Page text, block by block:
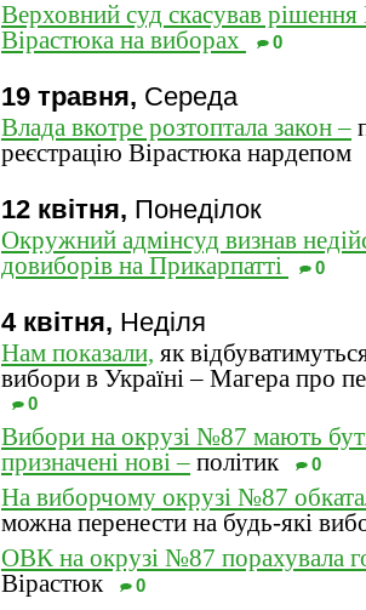
Верховний суд скасував
Вірастюка на виборах
0
19 травня, Середа
Влада вкотре розтоптала закон –
реєстрацію Вірастюка нардепом
12 квітня, Понеділок
Окружний адмінсуд визнав
довиборів на Прикарпатті
0
4 квітня, Неділя
Нам показали, як
вибори в Україні – Магера про
0
Вибори на окрузі №87 мають
призначені нові – політик 0
На виборчому окрузі №87
можна перенести на будь-які
ОВК на окрузі №87 порахувала
Вірастюк
0